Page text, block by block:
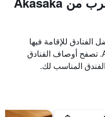
للإقامة فيها
بالقرب من Akasaka Train Station. تصفح أوصاف الفنادق
المناسب لك.